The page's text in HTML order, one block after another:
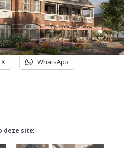
X WhatsApp
deze site: